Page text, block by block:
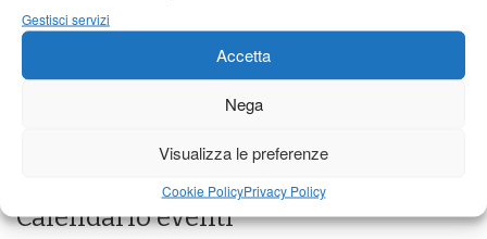
Gestisci servizi
Accetta
Nega
Visualizza le preferenze
Cookie PolicyPrivacy Policy
23°C |33°C
Previsioni a cura di:
Calendario eventi